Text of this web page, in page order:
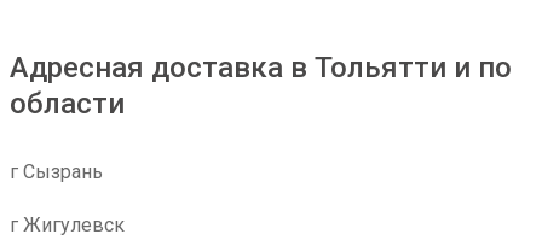
Адресная доставка в Тольятти и по
области
г Сызрань
г Жигулевск